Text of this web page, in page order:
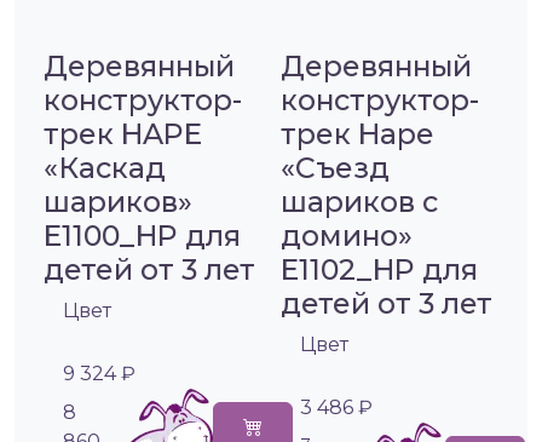
Деревянный
конструктор-
трек HAPE
«Каскад
шариков»
E1100_HP для
детей от 3 лет
Цвет
9 324 ₽
8
Деревянный
конструктор-
трек Hape
«Съезд
шариков с
домино»
E1102_HP для
детей от 3 лет
Цвет
3 486 ₽